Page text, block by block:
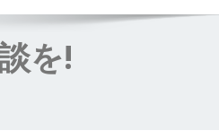
を!